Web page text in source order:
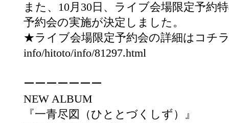
また、10月30日、ライブ会場限定予約
予約会の実施が決定しました。
★ライブ会場限定予約会の詳細はコチ
info/hitoto/info/81297.html
ーーーーーーー
NEW ALBUM
『一青尽図（ひととづくしず）』